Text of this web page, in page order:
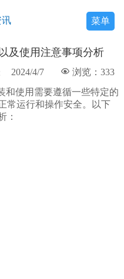
菜单
及使用注意事项分析
 浏览：333
2024/4/7
和使用需要遵循一些特定的
常运行和操作安全。以下
：